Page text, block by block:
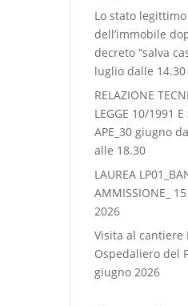
Lo stato legittimo
dell’immobile
decreto “salva
luglio dalle
RELAZIONE
LEGGE 10/1991 E
APE_30 giugno
alle 18.30
LAUREA
AMMISSIONE_
2026
Visita al cantiere
Ospedaliero del
giugno 2026